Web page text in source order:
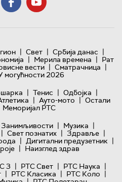
| Свет | Србија данас |
| Мерила времена | Рат
вести | Сматрачница |
могућности 2026
| Тенис | Одбојка |
| Ауто-мото | Остали
Меморијал РТС
Занимљивости | Музика |
| Свет познатих | Здравље |
| Дигитални предузетник |
| Наизглед здрав
3 | РТС Свет | РТС Наука |
| РТС Класика | РТС Коло |